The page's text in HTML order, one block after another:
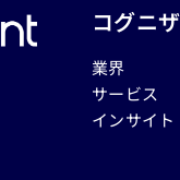
コグニ
業界
サービス
インサイト